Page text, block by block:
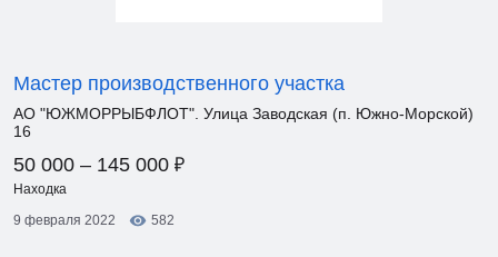
Мастер производственного участка
АО "ЮЖМОРРЫБФЛОТ". Улица Заводская (п. Южно-Морской)
16
50 000 – 145 000 ₽
Находка
9 февраля 2022
582